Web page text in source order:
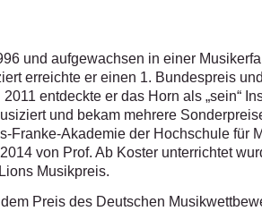
und aufgewachsen in einer
erreichte er einen 1. Bundespreis
entdeckte er das Horn als „sein“
und bekam mehrere
Franke-Akademie der Hochschule für
von Prof. Ab Koster unterrichtet
Musikpreis.
dem Preis des Deutschen